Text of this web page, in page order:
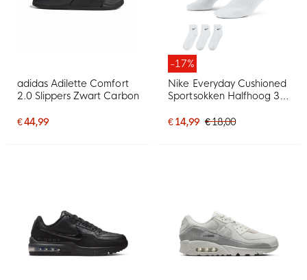
adidas Adilette Comfort
2.0 Slippers Zwart Carbon
€ 44,99
-17%
Nike Everyday Cushioned
Sportsokken Halfhoog 3-
€ 14,99 € 18,00